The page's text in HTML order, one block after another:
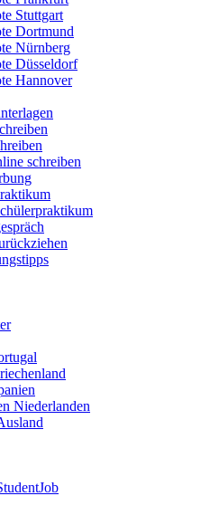
Stuttgart
Dortmund
Nürnberg
Düsseldorf
Hannover
schreiben
Niederlanden